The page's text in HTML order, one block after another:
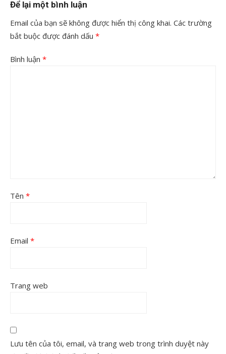
Để lại một bình luận
Email của bạn sẽ không được hiển thị công khai. Các trường
bắt buộc được đánh dấu *
Bình luận *
Tên *
Email *
Trang web
Lưu tên của tôi, email, và trang web trong trình duyệt này